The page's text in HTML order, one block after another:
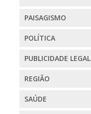
PAISAGISMO
POLÍTICA
PUBLICIDADE LEGAL
REGIÃO
SAÚDE